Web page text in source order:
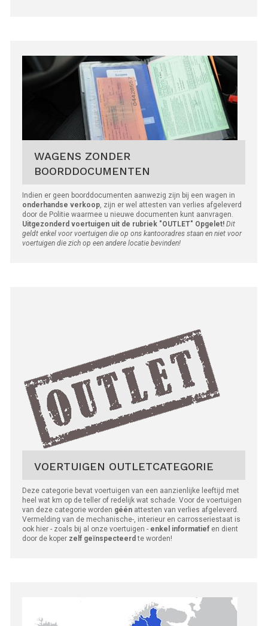
WAGENS ZONDER
BOORDDOCUMENTEN
Indien er geen boorddocumenten aanwezig zijn bij een wagen in
onderhandse verkoop , zijn er wel attesten van verlies afgeleverd
door de Politie waarmee u nieuwe documenten kunt aanvragen.
Uitgezonderd voertuigen uit de rubriek "OUTLET" Opgelet! Dit
geldt enkel voor voertuigen die op ons kantooradres staan en niet voor
voertuigen die zich op een andere locatie bevinden!
VOERTUIGEN OUTLETCATEGORIE
Deze categorie bevat voertuigen van een aanzienlijke leeftijd met
heel wat km op de teller of redelijk wat schade. Voor de voertuigen
van deze categorie worden géén attesten van verlies afgeleverd.
Vermelding van de mechanische-, interieur en carrosseriestaat is
ook hier - zoals bij al onze voertuigen - enkel informatief en dient
door de koper zelf geïnspecteerd te worden!